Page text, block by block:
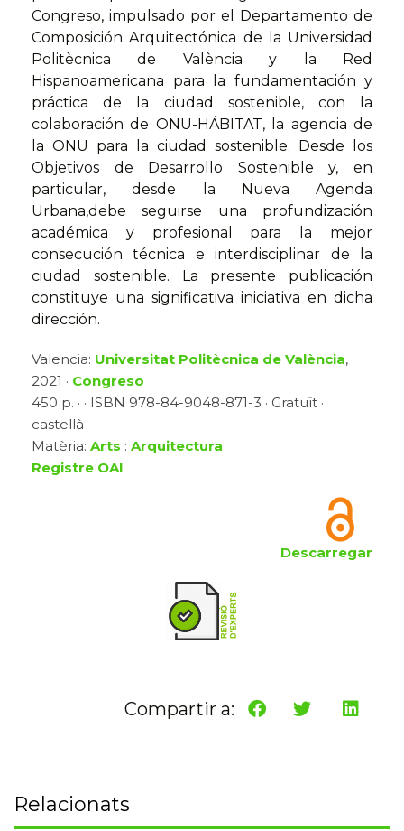
Congreso, impulsado por el Departamento de
Composición Arquitectónica de la Universidad
Politècnica de València y la Red
Hispanoamericana para la fundamentación y
práctica de la ciudad sostenible, con la
colaboración de ONU-HÁBITAT, la agencia de
la ONU para la ciudad sostenible. Desde los
Objetivos de Desarrollo Sostenible y, en
particular, desde la Nueva Agenda
Urbana,debe seguirse una profundización
académica y profesional para la mejor
consecución técnica e interdisciplinar de la
ciudad sostenible. La presente publicación
constituye una significativa iniciativa en dicha
dirección.
Valencia: Universitat Politècnica de València,
2021 · Congreso
450 p. · · ISBN 978-84-9048-871-3 · Gratuït ·
castellà
Matèria: Arts : Arquitectura
Registre OAI
Descarregar
Compartir a:
Relacionats